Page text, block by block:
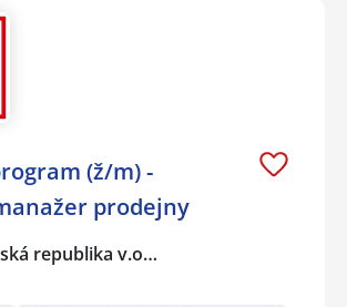
(ž/m) -
prodejny
republika v.o…